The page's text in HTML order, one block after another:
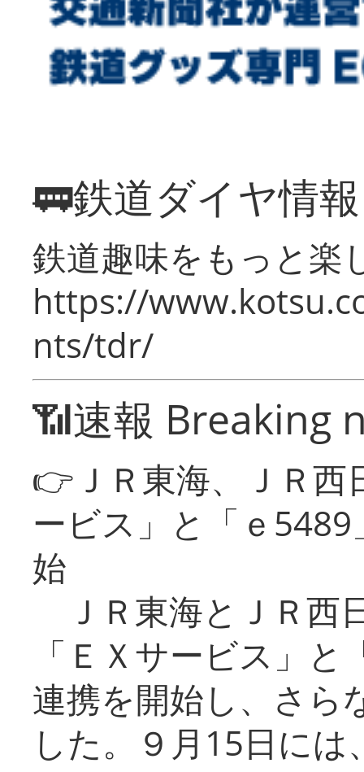
🚃鉄道ダイヤ情
鉄道趣味をもっと楽
https://
nts/tdr/
📶速報 Breaking
👉ＪＲ東海、ＪＲ
ービス」と「ｅ
始
ＪＲ東海とＪＲ西
「ＥＸサービス」
連携を開始し、さら
した。９月15日に